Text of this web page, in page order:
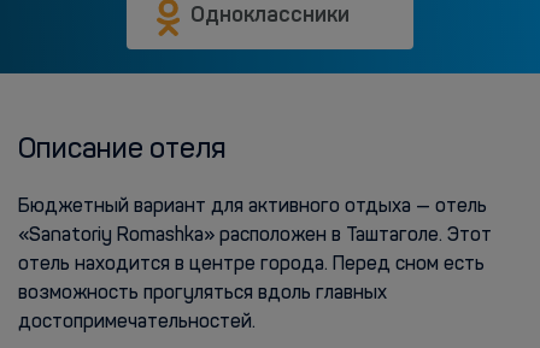
Одноклассники
Описание отеля
Бюджетный вариант для активного отдыха — отель
«Sanatoriy Romashka» расположен в Таштаголе. Этот
отель находится в центре города. Перед сном есть
возможность прогуляться вдоль главных
достопримечательностей.